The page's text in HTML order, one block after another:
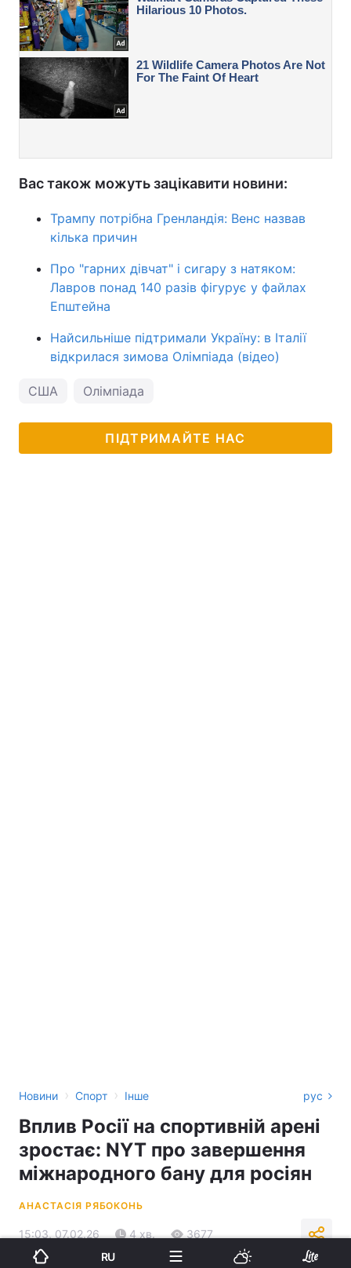
Вас також можуть зацікавити новини:
Трампу потрібна Гренландія: Венс назвав
кілька причин
Про "гарних дівчат" і сигару з натяком:
Лавров понад 140 разів фігурує у файлах
Епштейна
Найсильніше підтримали Україну: в Італії
відкрилася зимова Олімпіада (відео)
США Олімпіада
ПІДТРИМАЙТЕ НАС
Новини › Спорт › Інше рус
Вплив Росії на спортивній арені
зростає: NYT про завершення
міжнародного бану для росіян
АНАСТАСІЯ РЯБОКОНЬ
15:03, 07.02.26 4 хв. 3677
RU